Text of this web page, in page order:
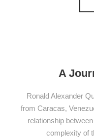
A
Ronald Alexander
from Caracas,
relationship
complexity of